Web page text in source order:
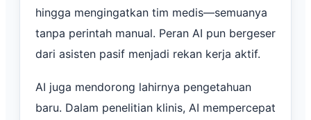
hingga mengingatkan tim medis—semuanya
tanpa perintah manual. Peran AI pun bergeser
dari asisten pasif menjadi rekan kerja aktif.
AI juga mendorong lahirnya pengetahuan
baru. Dalam penelitian klinis, AI mempercepat